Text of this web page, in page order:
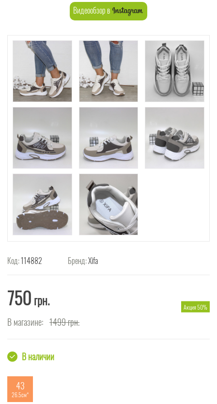
Видеообзор в
Код:114882 Бренд:Xifa
750грн.
В магазине: 1499грн.
Акция 50%
В наличии
43
26.5см